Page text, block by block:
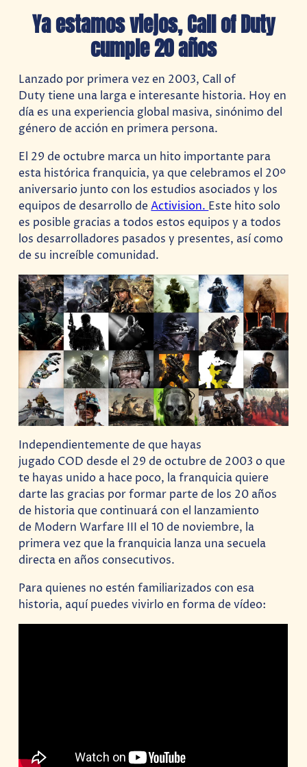
Ya estamos viejos, Call of Duty
cumple 20 años
Lanzado por primera vez en 2003, Call of
Duty tiene una larga e interesante historia. Hoy en
día es una experiencia global masiva, sinónimo del
género de acción en primera persona.
El 29 de octubre marca un hito importante para
esta histórica franquicia, ya que celebramos el 20º
aniversario junto con los estudios asociados y los
equipos de desarrollo deActivision. Este hito solo
es posible gracias a todos estos equipos y a todos
los desarrolladores pasados y presentes, así como
de su increíble comunidad.
Independientemente de que hayas
jugado COD desde el 29 de octubre de 2003 o que
te hayas unido a hace poco, la franquicia quiere
darte las gracias por formar parte de los 20 años
de historia que continuará con el lanzamiento
de Modern Warfare III el 10 de noviembre, la
primera vez que la franquicia lanza una secuela
directa en años consecutivos.
Para quienes no estén familiarizados con esa
historia, aquí puedes vivirlo en forma de vídeo: